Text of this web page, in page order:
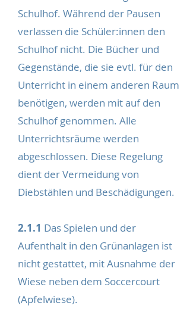
Schulhof. Während der Pausen
verlassen die Schüler:innen den
Schulhof nicht. Die Bücher und
Gegenstände, die sie evtl. für den
Unterricht in einem anderen Raum
benötigen, werden mit auf den
Schulhof genommen. Alle
Unterrichtsräume werden
abgeschlossen. Diese Regelung
dient der Vermeidung von
Diebstählen und Beschädigungen.
2.1.1 Das Spielen und der
Aufenthalt in den Grünanlagen ist
nicht gestattet, mit Ausnahme der
Wiese neben dem Soccercourt
(Apfelwiese).